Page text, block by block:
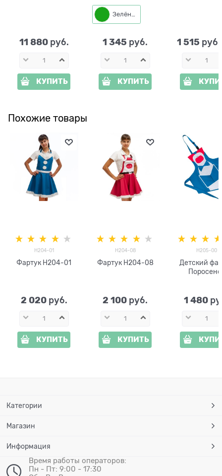
11 880 руб.
КУПИТЬ
Зелёный
1 345 руб.
КУПИТЬ
1 515
Похожие товары
H204-01
Фартук H204-01
2 020 руб.
КУПИТЬ
H204-08
Фартук H204-08
2 100 руб.
КУПИТЬ
H205-00
Детский
1 480
Категории
Магазин
Информация
Время работы операторов:
Пн - Пт: 9:00 - 17:30